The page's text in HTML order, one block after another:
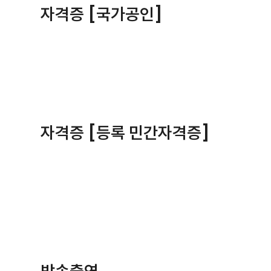
자격증 [국가공인]
자격증 [등록 민간자격증]